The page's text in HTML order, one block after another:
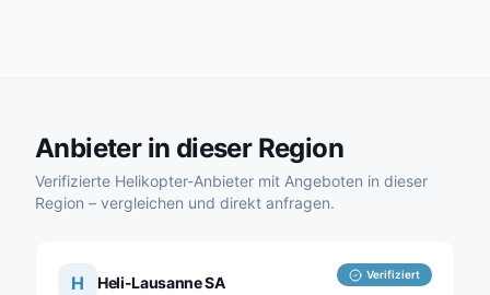
Anbieter in dieser Region
Verifizierte Helikopter-Anbieter mit Angeboten in dieser
Region – vergleichen und direkt anfragen.
H Heli-Lausanne SA Verifiziert